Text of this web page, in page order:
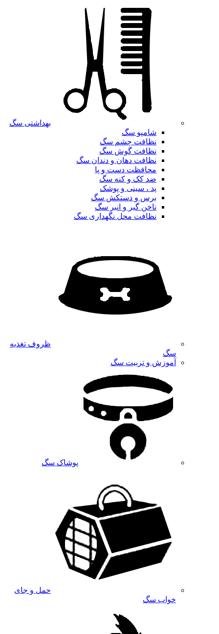
بهداشتی سگ
شامپو سگ
نظافت چشم سگ
نظافت گوش سگ
نظافت دهان و دندان سگ
محافظت دست و پا
ضد کک و کنه سگ
پد ، سینی و پوشک
برس و دستکش سگ
ناخن گیر و انبر سگ
نظافت محل نگهداری سگ
ظروف تغذیه
سگ
آموزش و تربیت سگ
پوشاک سگ
حمل و جای
خواب سگ